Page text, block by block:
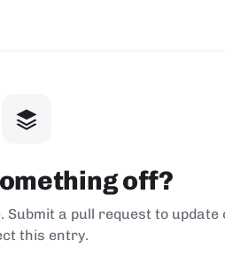
off?
Submit a pull request to update
this entry.